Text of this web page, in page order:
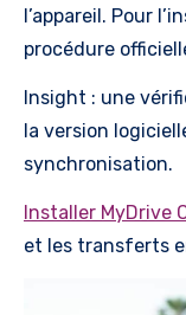
l’appareil. Pour
procédure
Insight : une
la version
synchronisation.
Installer MyDrive
et les transferts